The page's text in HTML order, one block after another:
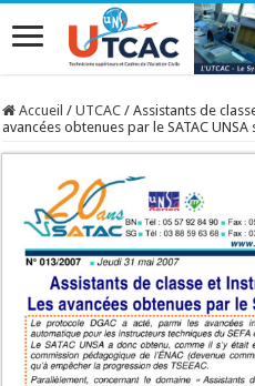
Accueil / UTCAC / Assistants de
avancées obtenues par le SATAC